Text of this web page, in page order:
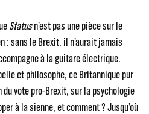
Statusn’est pas une pièce sur le
: sans le Brexit, il n’aurait jamais
à la guitare électrique.
et philosophe, ce Britannique pur
vote pro-Brexit, sur la psychologie
à la sienne, et comment ? Jusqu’où